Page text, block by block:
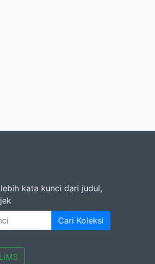
kata kunci dari judul,
Cari Koleksi